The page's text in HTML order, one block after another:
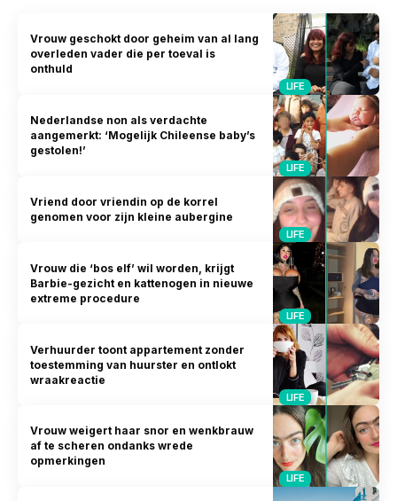
LIFE
Vrouw geschokt door geheim van al lang
overleden vader die per toeval is
onthuld
LIFE
Nederlandse non als verdachte
aangemerkt: ‘Mogelijk Chileense baby’s
gestolen!’
LIFE
Vriend door vriendin op de korrel
genomen voor zijn kleine aubergine
LIFE
Vrouw die ‘bos elf’ wil worden, krijgt
Barbie-gezicht en kattenogen in nieuwe
extreme procedure
LIFE
Verhuurder toont appartement zonder
toestemming van huurster en ontlokt
wraakreactie
LIFE
Vrouw weigert haar snor en wenkbrauw
af te scheren ondanks wrede
opmerkingen